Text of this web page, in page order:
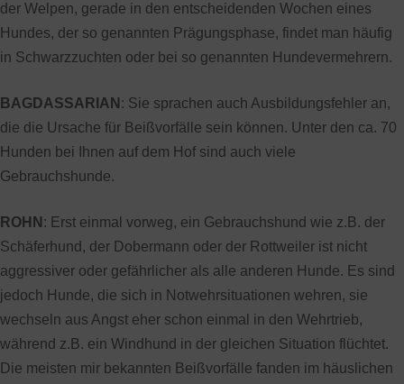
der Welpen, gerade in den entscheidenden Wochen eines
Hundes, der so genannten Prägungsphase, findet man häufig
in Schwarzzuchten oder bei so genannten Hundevermehrern.
BAGDASSARIAN : Sie sprachen auch Ausbildungsfehler an,
die die Ursache für Beißvorfälle sein können. Unter den ca. 70
Hunden bei Ihnen auf dem Hof sind auch viele
Gebrauchshunde.
ROHN : Erst einmal vorweg, ein Gebrauchshund wie z.B. der
Schäferhund, der Dobermann oder der Rottweiler ist nicht
aggressiver oder gefährlicher als alle anderen Hunde. Es sind
jedoch Hunde, die sich in Notwehrsituationen wehren, sie
wechseln aus Angst eher schon einmal in den Wehrtrieb,
während z.B. ein Windhund in der gleichen Situation flüchtet.
Die meisten mir bekannten Beißvorfälle fanden im häuslichen